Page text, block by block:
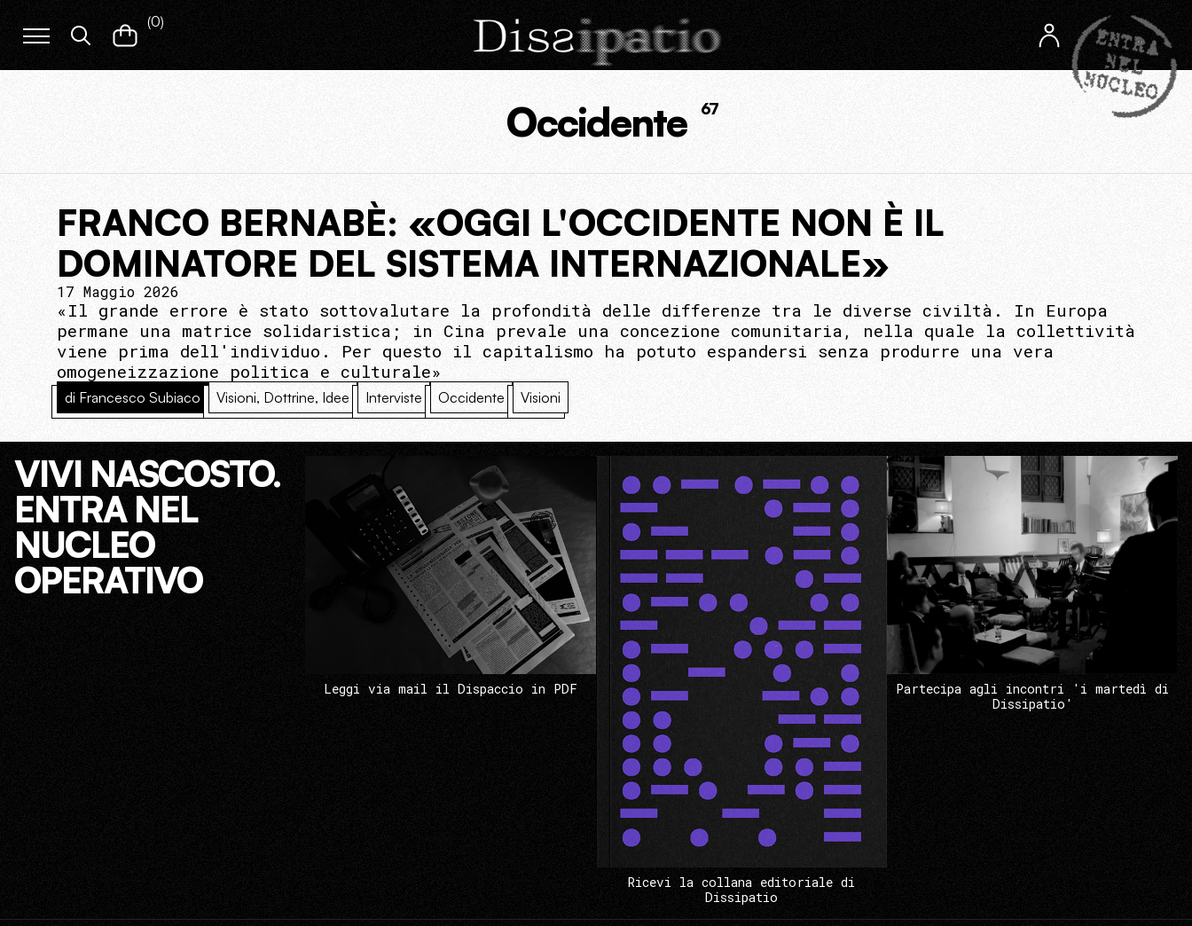
(0)
Occidente 67
FRANCO BERNABÈ: «OGGI L'OCCIDENTE NON È IL
DOMINATORE DEL SISTEMA INTERNAZIONALE»
17 Maggio 2026
«Il grande errore è stato sottovalutare la profondità delle differenze tra le diverse civiltà. In Europa
permane una matrice solidaristica; in Cina prevale una concezione comunitaria, nella quale la collettività
viene prima dell'individuo. Per questo il capitalismo ha potuto espandersi senza produrre una vera
omogeneizzazione politica e culturale»
di Francesco Subiaco Visioni, Dottrine, Idee Interviste Occidente Visioni
VIVI NASCOSTO.
ENTRA NEL
NUCLEO
OPERATIVO
Leggi via mail il Dispaccio in PDF
Ricevi la collana editoriale di
Dissipatio
Partecipa agli incontri 'i martedì di
Dissipatio'